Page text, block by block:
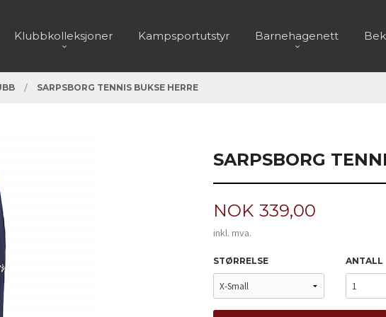
Klubbkolleksjoner Kampsportutstyr Barnehagenett
SARPSBORG TENNIS BUKSE HERRE
SARPSBORG
Pris
NOK 339,00
inkl. mva.
STØRRELSE ANTALL